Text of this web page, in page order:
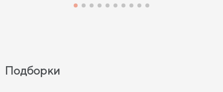
Подборки